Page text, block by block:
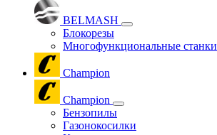
BELMASH
Блокорезы
Многофункциональные станки
Champion
Champion
Бензопилы
Газонокосилки